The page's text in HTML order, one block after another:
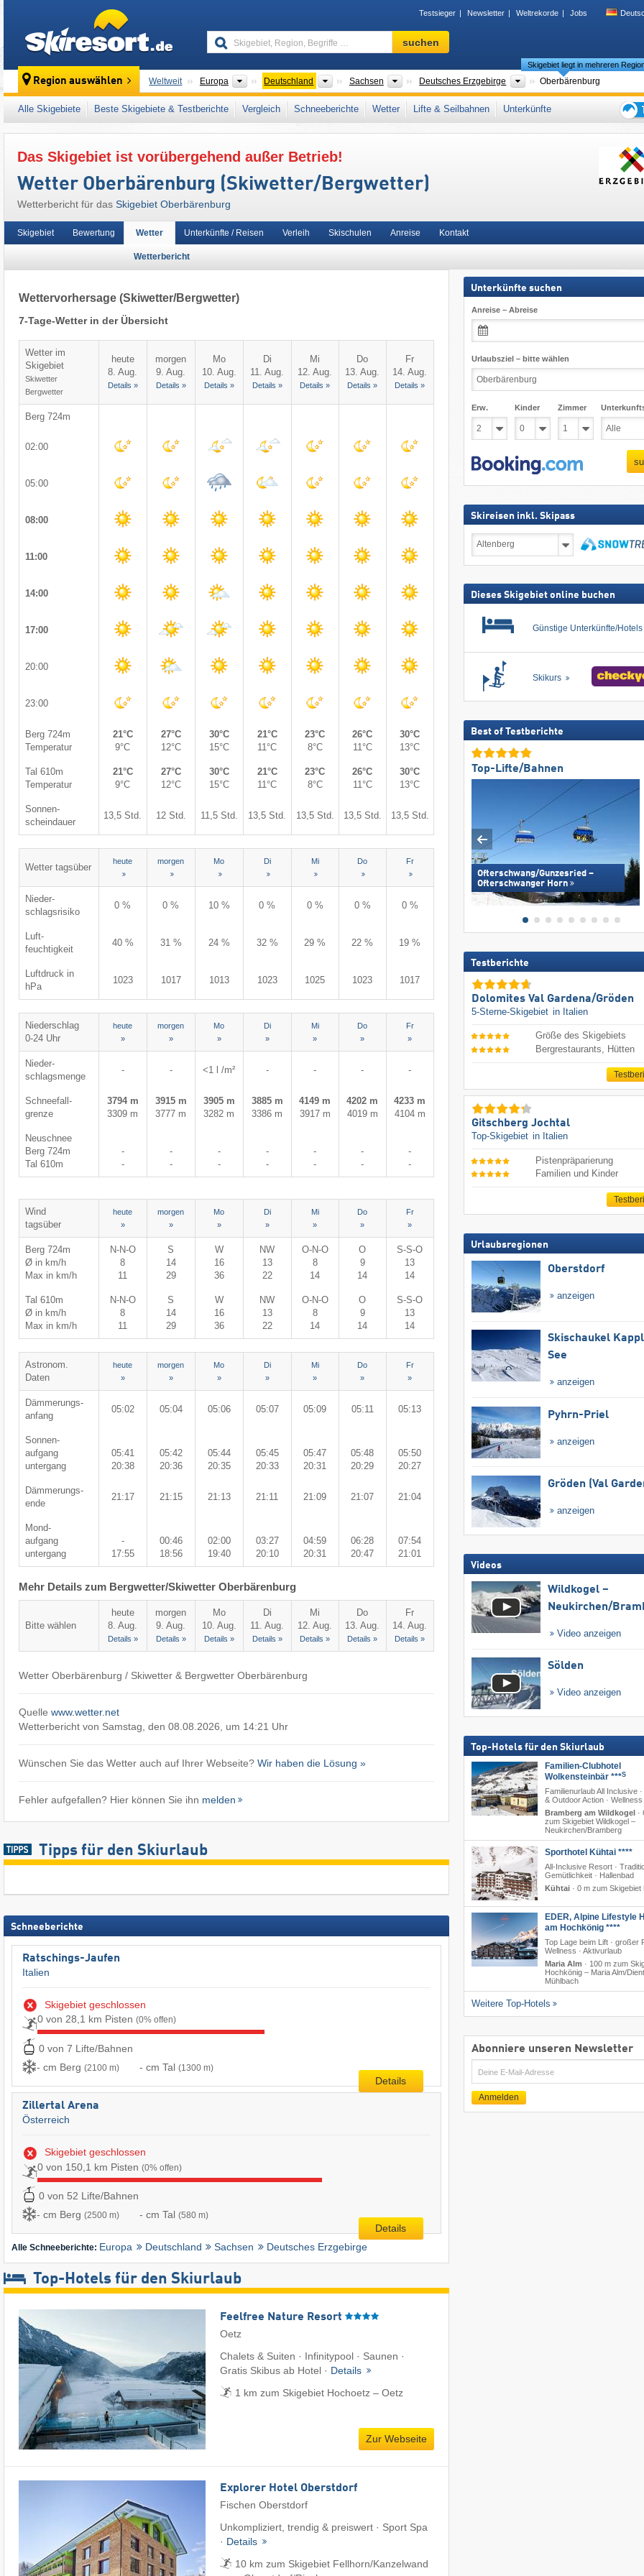
Testsieger Newsletter Weltrekorde Jobs
Skigebiet,
Region,
…
suchen
Region auswählen Weltweit Europa Kontinente
Deutschland LänderSachsen Bundesländer
Deutsches Erzgebirge Gebirgszüge
Skigebiet liegt in mehreren
Oberbärenburg
Dieses Skigebiet liegt auch in: Sächsische Schweiz-Osterzgebirge Osterzgebirge , Erzgebirge Ostdeutschland
Deutsche Mittelgebirge
Westeuropa Europäische Union
Alle Skigebiete Beste Skigebiete & Testberichte Vergleich Schneeberichte Wetter Lifte & Seilbahnen
Unterkünfte
den
Das Skigebiet ist vorübergehend außer Betrieb!
Wetter Oberbärenburg (Skiwetter/Bergwetter)
Wetterbericht für das Skigebiet Oberbärenburg
Skigebiet Bewertung Wetter
Wetterbericht
Unterkünfte / Reisen Verleih Skischulen Anreise Kontakt
Wettervorhersage (Skiwetter/Bergwetter)
7-Tage-Wetter in der Übersicht
Wetter im
Skigebiet
Skiwetter
Bergwetter
heute
8. Aug.
Details »
morgen
9. Aug.
Details »
Mo
10. Aug.
Details »
Di
11. Aug.
Details »
Mi
12. Aug.
Details »
Do
13. Aug.
Details »
Fr
14. Aug.
Details »
Berg 724m
02:00
05:00
08:00
11:00
14:00
17:00
20:00
23:00
Berg 724m
Temperatur
21°C
9°C
27°C
12°C
30°C
15°C
21°C
11°C
23°C
8°C
26°C
11°C
30°C
13°C
Tal 610m
Temperatur
21°C
9°C
27°C
12°C
30°C
15°C
21°C
11°C
23°C
8°C
26°C
11°C
30°C
13°C
Sonnen-
scheindauer
13,5 Std. 12 Std. 11,5 Std. 13,5 Std. 13,5 Std. 13,5 Std. 13,5 Std.
Wetter tagsüber
heute morgen Mo Di Mi Do Fr
Nieder-
schlagsrisiko
0 % 0 % 10 % 0 % 0 % 0 % 0 %
Luft-
feuchtigkeit
40 % 31 % 24 % 32 % 29 % 22 % 19 %
Luftdruck in
hPa
1023 1017 1013 1023 1025 1023 1017
Niederschlag
0-24 Uhr
heute
»
morgen
»
Mo
»
Di
»
Mi
»
Do
»
Fr
»
Nieder-
schlagsmenge
- - <1 l /m² - - - -
Schneefall-
grenze
3794 m
3309 m
3915 m
3777 m
3905 m
3282 m
3885 m
3386 m
4149 m
3917 m
4202 m
4019 m
4233 m
4104 m
Neuschnee
Berg 724m
Tal 610m
-
-
-
-
-
-
-
-
-
-
-
-
-
-
Wind
tagsüber
heute
»
morgen
»
Mo
»
Di
»
Mi
»
Do
»
Fr
»
Berg 724m
Ø in km/h
Max in km/h
N-N-O
8
11
S
14
29
W
16
36
NW
13
22
O-N-O
8
14
O
9
14
S-S-O
13
14
Tal 610m
Ø in km/h
Max in km/h
N-N-O
8
11
S
14
29
W
16
36
NW
13
22
O-N-O
8
14
O
9
14
S-S-O
13
14
Astronom.
Daten
heute
»
morgen
»
Mo
»
Di
»
Mi
»
Do
»
Fr
»
Dämmerungs-
anfang
05:02 05:04 05:06 05:07 05:09 05:11 05:13
Sonnen-
aufgang
untergang
05:41
20:38
05:42
20:36
05:44
20:35
05:45
20:33
05:47
20:31
05:48
20:29
05:50
20:27
Dämmerungs-
ende
21:17 21:15 21:13 21:11 21:09 21:07 21:04
Mond-
aufgang
untergang
-
17:55
00:46
18:56
02:00
19:40
03:27
20:10
04:59
20:31
06:28
20:47
07:54
21:01
Mehr Details zum Bergwetter/Skiwetter Oberbärenburg
Bitte wählen
heute
8. Aug.
Details »
morgen
9. Aug.
Details »
Mo
10. Aug.
Details »
Di
11. Aug.
Details »
Mi
12. Aug.
Details »
Do
13. Aug.
Details »
Fr
14. Aug.
Details »
Wetter Oberbärenburg / Skiwetter & Bergwetter Oberbärenburg
Quelle www.wetter.net
Wetterbericht von Samstag, den 08.08.2026, um 14:21 Uhr
Wünschen Sie das Wetter auch auf Ihrer Webseite? Wir haben die Lösung »
Fehler aufgefallen? Hier können Sie ihn melden
Tipps für den Skiurlaub
Schneeberichte
Ratschings-Jaufen
Italien
Skigebiet geschlossen
0 von 28,1 km Pisten (0% offen)
0 von 7 Lifte/Bahnen
- cm Berg (2100 m) - cm Tal (1300 m)
Details
Zillertal Arena
Österreich
Skigebiet geschlossen
0 von 150,1 km Pisten (0% offen)
0 von 52 Lifte/Bahnen
- cm Berg (2500 m) - cm Tal (580 m)
Details
Alle Schneeberichte: Europa Deutschland Sachsen Deutsches Erzgebirge
Top-Hotels für den Skiurlaub
Feelfree Nature Resort
Oetz
Chalets & Suiten · Infinitypool · Saunen ·
Gratis Skibus ab Hotel · Details
1 km zum Skigebiet Hochoetz – Oetz
Zur Webseite
Explorer Hotel Oberstdorf
Fischen Oberstdorf
Unkompliziert, trendig & preiswert · Sport Spa
· Details
10 km zum Skigebiet Fellhorn/​Kanzelwand
Unterkünfte suchen
Anreise – Abreise
Urlaubsziel – bitte wählen
Erw. Kinder Zimmer
Skireisen inkl. Skipass
inkl.
Dieses Skigebiet online buchen
Günstige Unterkünfte/Hotels
Skikurs
Best of Testberichte
Top-Lifte/Bahnen
Ofterschwang/​Gunzesried –
Ofterschwanger Horn
Testberichte
Dolomites Val Gardena/​Gröden
5-Sterne-Skigebiet in Italien
Größe des Skigebiets
Bergrestaurants, Hütten
Gitschberg Jochtal
Top-Skigebiet in Italien
Pistenpräparierung
Familien und Kinder
Urlaubsregionen
Oberstdorf
anzeigen
Skischaukel
See
anzeigen
Pyhrn-Priel
anzeigen
Gröden (Val
anzeigen
Videos
Wildkogel –
Neukirchen/​
Video anzeigen
Sölden
Video anzeigen
Top-Hotels für den Skiurlaub
Familien-Clubhotel
Wolkensteinbär ***S
Familienurlaub All Inclusive
& Outdoor Action · Wellness
Bramberg am Wildkogel ·
zum Skigebiet Wildkogel –
Neukirchen/​Bramberg
Sporthotel Kühtai ****
All-Inclusive Resort ·
Gemütlichkeit · Hallenbad
Kühtai· 0 m zum Skigebiet
EDER, Alpine Lifestyle
am Hochkönig ****
Top Lage beim Lift · großer
Wellness · Aktivurlaub
Maria Alm · 100 m zum
Hochkönig – Maria Alm/​
Mühlbach
Weitere Top-Hotels
Abonniere unseren Newsletter
E-
Mail
Anmelden